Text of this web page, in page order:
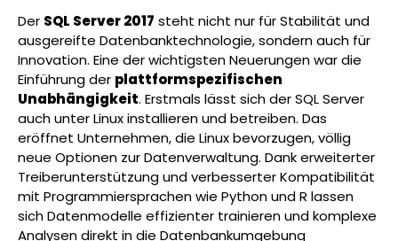
Der SQL Server 2017 steht nicht nur für Stabilität und
ausgereifte Datenbanktechnologie, sondern auch für
Innovation. Eine der wichtigsten Neuerungen war die
Einführung der plattformspezifischen
Unabhängigkeit. Erstmals lässt sich der SQL Server
auch unter Linux installieren und betreiben. Das
eröffnet Unternehmen, die Linux bevorzugen, völlig
neue Optionen zur Datenverwaltung. Dank erweiterter
Treiberunterstützung und verbesserter Kompatibilität
mit Programmiersprachen wie Python und R lassen
sich Datenmodelle effizienter trainieren und komplexe
Analysen direkt in die Datenbankumgebung